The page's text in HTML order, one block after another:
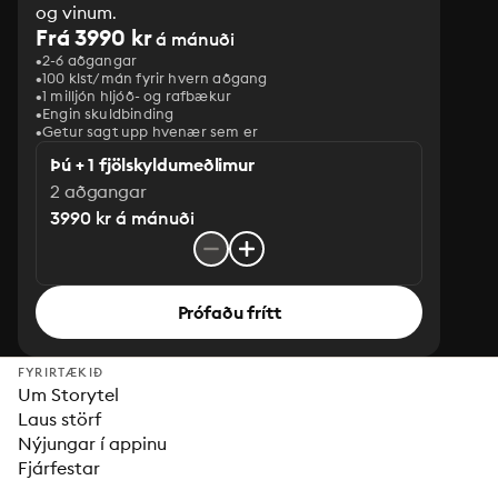
og vinum.
Frá 3990 krá mánuði
2-6 aðgangar
100 klst/mán fyrir hvern aðgang
1 milljón hljóð- og rafbækur
‎Engin skuldbinding
Getur sagt upp hvenær sem er
Þú + 1 fjölskyldumeðlimur
2 aðgangar
3990 kr á mánuði
Prófaðu frítt
FYRIRTÆKIÐ
Um Storytel
Laus störf
Nýjungar í appinu
Fjárfestar